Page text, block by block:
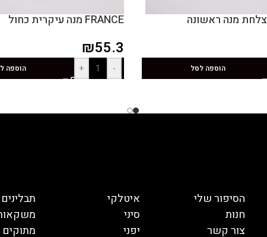
הוספה לסל
FRANCE מנה עיקרית כחול
₪55.3
-
+ הוספה
הסיפור שלי
חנות
צור קשר
איטלקי
סיני
יפני
תבלינים
מתוקים